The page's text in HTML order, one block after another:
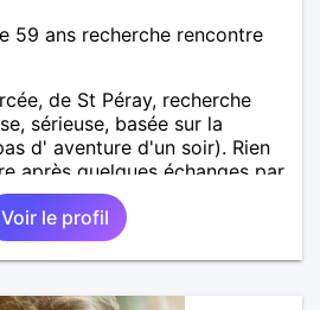
59 ans recherche rencontre
de St Péray, recherche
sérieuse, basée sur la
d' aventure d'un soir). Rien
après quelques échanges par
si il y a un feeling entre les
revoir. Au plaisir de se
Voir le profil